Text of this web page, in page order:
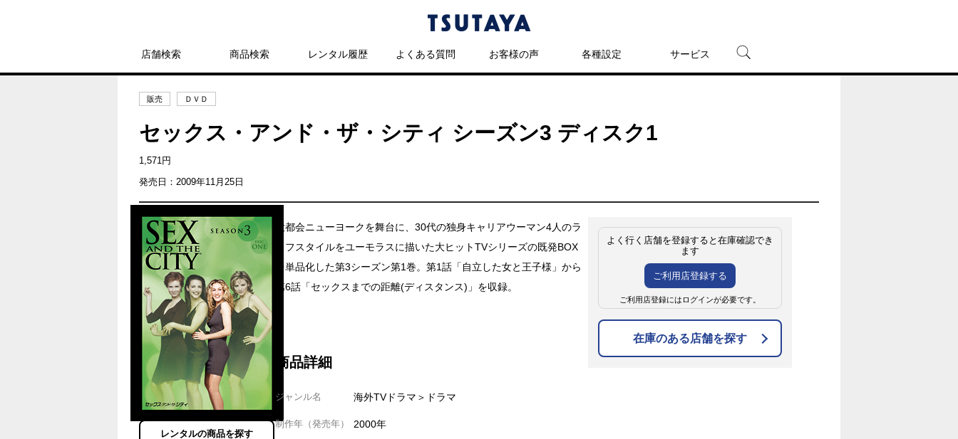
店舗検索 商品検索 レンタル履歴 よくある質問 お客様の声 各種設定 サービス
販売 ＤＶＤ
セックス・アンド・ザ・シティ シーズン3 ディスク1
1,571円
発売日：2009年11月25日
レンタルの商品を探す
大都会ニューヨークを舞台に、30代の独身キャリアウーマン4人のラ
イフスタイルをユーモラスに描いた大ヒットTVシリーズの既発BOX
を単品化した第3シーズン第1巻。第1話「自立した女と王子様」から
第6話「セックスまでの距離(ディスタンス)」を収録。
商品詳細
ジャンル名 海外TVドラマ＞ドラマ
制作年（発売年） 2000年
よく行く店舗を登録すると在庫確認でき
ます
ご利用店登録する
ご利用店登録にはログインが必要です。
在庫のある店舗を探す